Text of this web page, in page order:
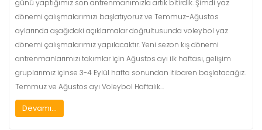
günü yaptığımız son antrenmanımızla artık bitirdik. Şimdi yaz
dönemi çalışmalarımızı başlatıyoruz ve Temmuz-Ağustos
aylarında aşağıdaki açıklamalar doğrultusunda voleybol yaz
dönemi çalışmalarımız yapılacaktır. Yeni sezon kış dönemi
antrenmanlarımızı takımlar için Ağustos ayı ilk haftası, gelişim
gruplarımız içinse 3-4 Eylül hafta sonundan itibaren başlatacağız.
Temmuz ve Ağustos ayı Voleybol Haftalık…
Devamı...